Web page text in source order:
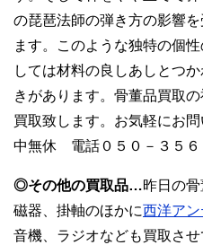
の琵琶法師の弾き方の影響
ます。このような独特の個性
しては材料の良しあしとつ
きがあります。骨董品買取
買取致します。お気軽にお
中無休 電話０５０－３５６
◎その他の買取品…昨日の
磁器、掛軸のほかに西洋ア
音機、ラジオなども買取さ